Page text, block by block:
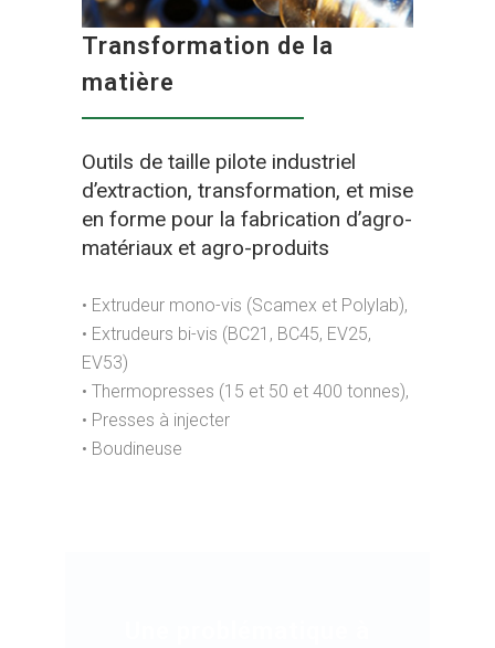
Transformation de la
matière
Outils de taille pilote industriel
d’extraction, transformation, et mise
en forme pour la fabrication d’agro-
matériaux et agro-produits
• Extrudeur mono-vis (Scamex et Polylab),
• Extrudeurs bi-vis (BC21, BC45, EV25,
EV53)
• Thermopresses (15 et 50 et 400 tonnes),
• Presses à injecter
• Boudineuse